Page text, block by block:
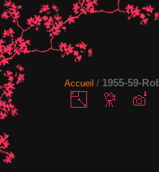
Accueil / 1955-59-